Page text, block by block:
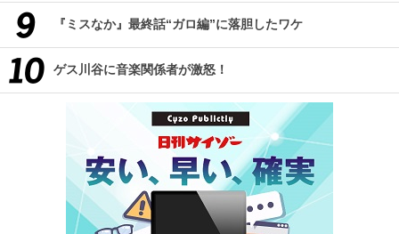
『ミスなか』最終話“ガロ編”に落胆したワケ
ゲス川谷に音楽関係者が激怒！